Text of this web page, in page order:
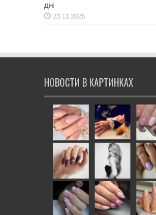
дні
23.11.2025
НОВОСТИ В КАРТИНКАХ